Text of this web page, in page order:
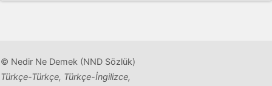
© Nedir Ne Demek (NND Sözlük)
Türkçe-Türkçe, Türkçe-İngilizce,